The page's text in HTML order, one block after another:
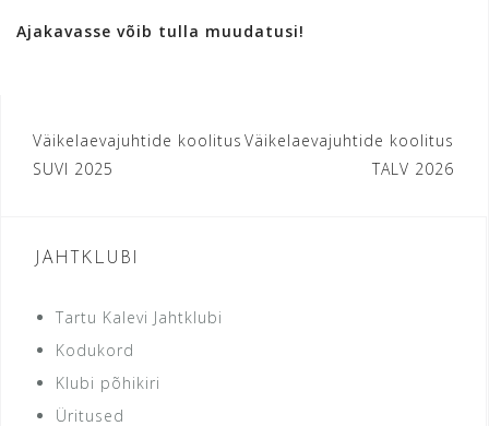
Ajakavasse võib tulla muudatusi!
Navigeerimine
Väikelaevajuhtide koolitus
SUVI 2025
Väikelaevajuhtide koolitus
TALV 2026
JAHTKLUBI
Tartu Kalevi Jahtklubi
Kodukord
Klubi põhikiri
Üritused